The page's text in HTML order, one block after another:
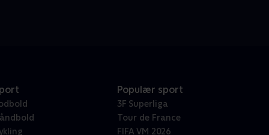
Populær sport
3F Superliga
Tour de France
FIFA VM 2026